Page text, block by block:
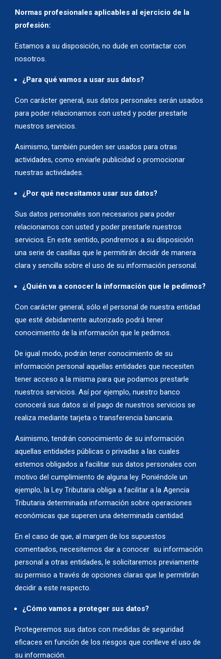
Normas profesionales aplicables al ejercicio de la
profesión:
Estamos a su disposición, no dude en contactar con
nosotros.
¿Para qué vamos a usar sus datos?
Con carácter general, sus datos personales serán usados
para poder relacionarnos con usted y poder prestarle
nuestros servicios.
Asimismo, también pueden ser usados para otras
actividades, como enviarle publicidad o promocionar
nuestras actividades.
¿Por qué necesitamos usar sus datos?
Sus datos personales son necesarios para poder
relacionarnos con usted y poder prestarle nuestros
servicios. En este sentido, pondremos a su disposición
una serie de casillas que le permitirán decidir de manera
clara y sencilla sobre el uso de su información personal.
¿Quién va a conocer la información que le pedimos?
Con carácter general, sólo el personal de nuestra entidad
que esté debidamente autorizado podrá tener
conocimiento de la información que le pedimos.
De igual modo, podrán tener conocimiento de su
información personal aquellas entidades que necesiten
tener acceso a la misma para que podamos prestarle
nuestros servicios. Así por ejemplo, nuestro banco
conocerá sus datos si el pago de nuestros servicios se
realiza mediante tarjeta o transferencia bancaria.
Asimismo, tendrán conocimiento de su información
aquellas entidades públicas o privadas a las cuales
estemos obligados a facilitar sus datos personales con
motivo del cumplimiento de alguna ley. Poniéndole un
ejemplo, la Ley Tributaria obliga a facilitar a la Agencia
Tributaria determinada información sobre operaciones
económicas que superen una determinada cantidad.
En el caso de que, al margen de los supuestos
comentados, necesitemos dar a conocer su información
personal a otras entidades, le solicitaremos previamente
su permiso a través de opciones claras que le permitirán
decidir a este respecto.
¿Cómo vamos a proteger sus datos?
Protegeremos sus datos con medidas de seguridad
eficaces en función de los riesgos que conlleve el uso de
su información.